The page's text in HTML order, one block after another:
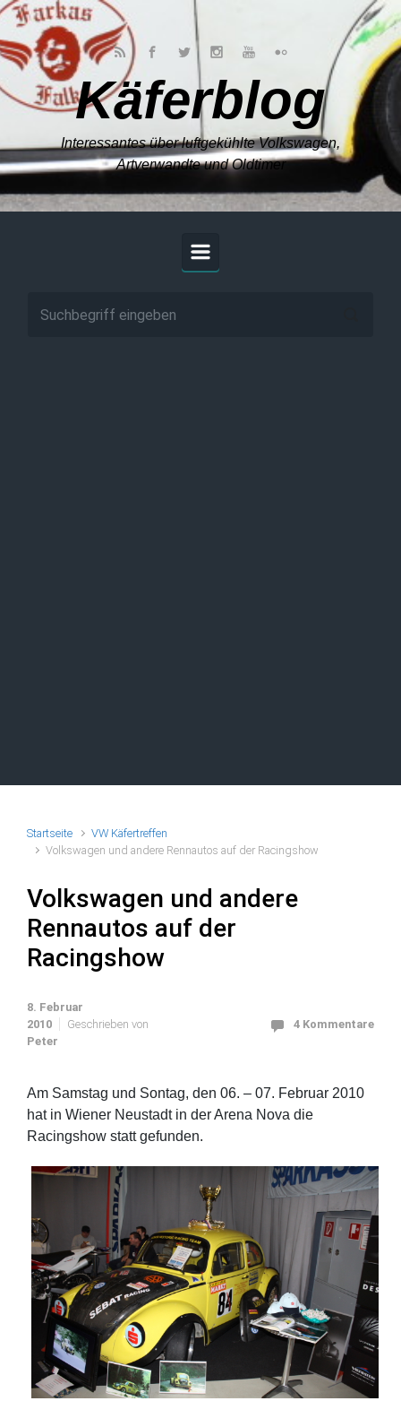
Zum Hauptinhalt springen
Käferblog
Interessantes über luftgekühlte Volkswagen,
Artverwandte und Oldtimer
Startseite
VW Käfertreffen
Volkswagen und andere Rennautos auf der Racingshow
Volkswagen und andere
Rennautos auf der
Racingshow
8. Februar
2010
Geschrieben von
Peter
4 Kommentare
Am Samstag und Sontag, den 06. – 07. Februar 2010
hat in Wiener Neustadt in der Arena Nova die
Racingshow statt gefunden.